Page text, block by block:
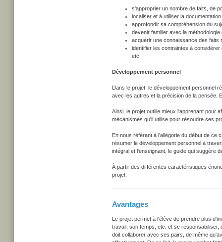
s'approprier un nombre de faits, de
localiser et à utiliser la documentation
approfondir sa compréhension du
devenir familier avec la
acquérir une connaissance des faits
identifier les contraintes à
etc.
Développement personnel
Dans le projet, le développement personnel
avec les autres et la précision de la pensée.
Ainsi, le projet outille mieux l'apprenant pour
mécanismes qu'il utilise pour résoudre ses
En nous référant à l'allégorie du début de ce
résumer le développement personnel à
intégral et l'enseignant, le guide qui suggère
À partir des différentes caractéristiques
projet.
Avantages
Le projet permet à l'élève de prendre plus
travail, son temps, etc. et se
doit collaborer avec ses pairs, de même